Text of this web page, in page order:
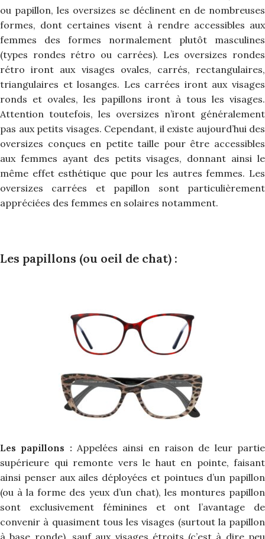
ou papillon, les oversizes se déclinent en de nombreuses
formes, dont certaines visent à rendre accessibles aux
femmes des formes normalement plutôt masculines
(types rondes rétro ou carrées). Les oversizes rondes
rétro iront aux visages ovales, carrés, rectangulaires,
triangulaires et losanges. Les carrées iront aux visages
ronds et ovales, les papillons iront à tous les visages.
Attention toutefois, les oversizes n’iront généralement
pas aux petits visages. Cependant, il existe aujourd’hui des
oversizes conçues en petite taille pour être accessibles
aux femmes ayant des petits visages, donnant ainsi le
même effet esthétique que pour les autres femmes. Les
oversizes carrées et papillon sont particulièrement
appréciées des femmes en solaires notamment.
Les papillons (ou oeil de chat) :
Les papillons : Appelées ainsi en raison de leur partie
supérieure qui remonte vers le haut en pointe, faisant
ainsi penser aux ailes déployées et pointues d’un papillon
(ou à la forme des yeux d’un chat), les montures papillon
sont exclusivement féminines et ont l’avantage de
convenir à quasiment tous les visages (surtout la papillon
à base ronde), sauf aux visages étroits (c’est à dire peu